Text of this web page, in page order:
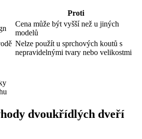
Proti
Cena může být vyšší než u jiných
modelů
Nelze použít u sprchových koutů s
nepravidelnými tvary nebo velikostmi
dvoukřídlých dveří